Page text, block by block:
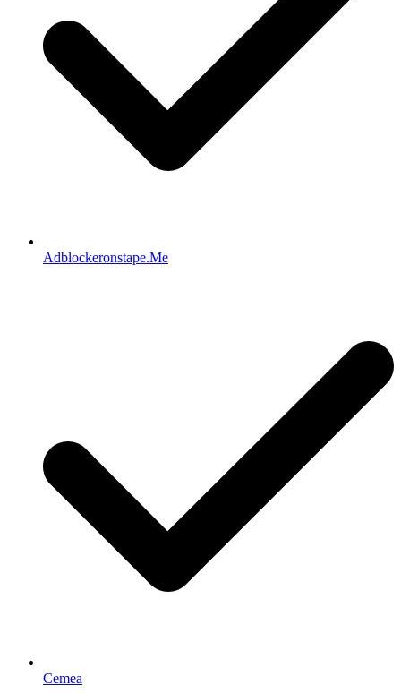
Adblockeronstape.Me
Cemea